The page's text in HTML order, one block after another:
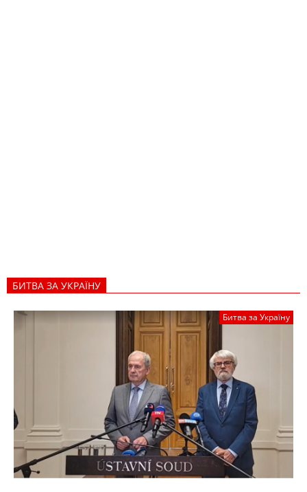
БИТВА ЗА УКРАЇНУ
Битва за Україну